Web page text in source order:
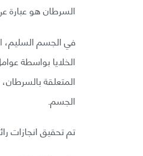
السرطان هو عبارة
في الجسم السليم،
الخلايا بواسطة
المتعلقة
الجسم.
تم تحقيق انجازات